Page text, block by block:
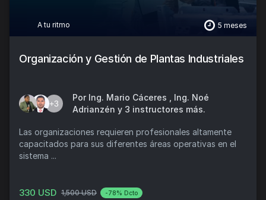
A tu ritmo 5 meses
Organización y Gestión de Plantas Industriales
+3
Por Ing. Mario Cáceres , Ing. Noé
Adrianzén y 3 instructores más.
Las organizaciones requieren profesionales altamente
capacitados para sus diferentes áreas operativas en el
sistema ...
330 USD 1,500 USD -78% Dcto